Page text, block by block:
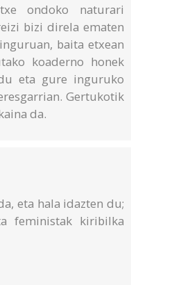
ondoko naturari
bizi direla ematen
baita etxean
koaderno honek
eta gure inguruko
Gertukotik
da.
eta hala idazten du;
feministak kiribilka